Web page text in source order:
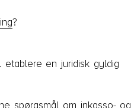
?
en juridisk gyldig
spørgsmål om inkasso- og